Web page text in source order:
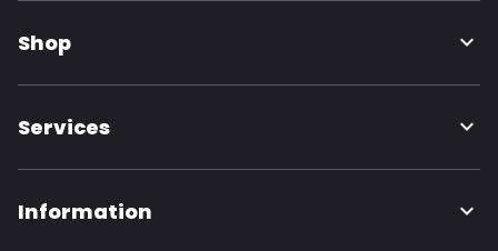
Shop
Services
Information